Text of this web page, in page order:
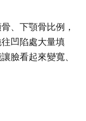
、下顎骨比例，
凹陷處大量填
臉看起來變寬、